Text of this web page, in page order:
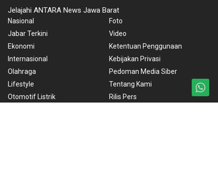
Jelajahi ANTARA News Jawa Barat
Nasional
Jabar Terkini
Ekonomi
Internasional
Olahraga
Lifestyle
Otomotif Listrik
Foto
Video
Ketentuan Penggunaan
Kebijakan Privasi
Pedoman Media Siber
Tentang Kami
Rilis Pers